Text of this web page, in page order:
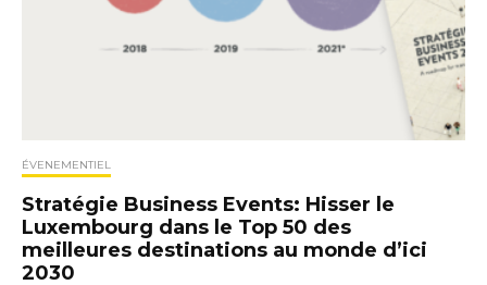
ÉVENEMENTIEL
Stratégie Business Events: Hisser le
Luxembourg dans le Top 50 des
meilleures destinations au monde d’ici
2030